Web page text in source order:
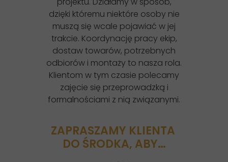
ZAPRASZAMY KLIENTA
DO ŚRODKA, ABY…
dzięki któremu niektóre osoby nie
muszą się wcale pojawiać w jej
trakcie. Koordynację pracy ekip,
dostaw towarów, potrzebnych
odbiorów i montaży to nasza rola.
Klientom w tym czasie polecamy
zajęcie się przeprowadzką i
formalnościami z nią związanymi.